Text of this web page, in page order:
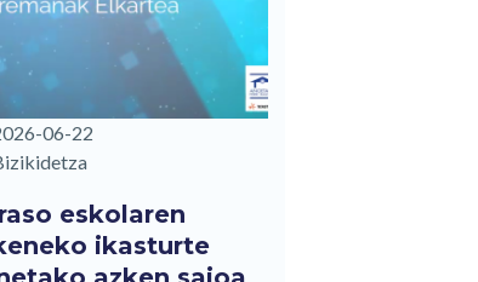
06-22
eskolaren
ikasturte